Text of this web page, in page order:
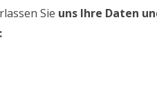
Sie uns Ihre Daten